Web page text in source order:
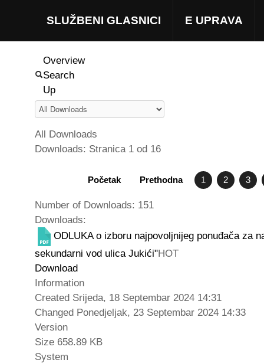
SLUŽBENI GLASNICI E UPRAVA
Overview
Search
Up
All Downloads
Downloads: Stranica 1 od 16
Početak Prethodna 1 2 3
Number of Downloads: 151
Downloads:
ODLUKA o izboru najpovoljnijeg ponuđača za
sekundarni vod ulica Jukići"HOT
Download
Information
Created Srijeda, 18 Septembar 2024 14:31
Changed Ponedjeljak, 23 Septembar 2024 14:33
Version
Size 658.89 KB
System